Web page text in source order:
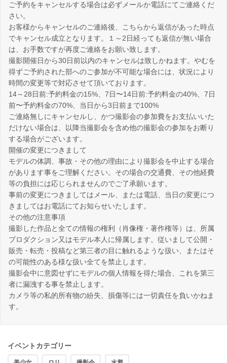
ご予約をキャンセルする場合は必ずメールか電話にてご連絡くだ
さい。
お客様からキャンセルのご連絡後、こちらから返信があった時点
でキャンセル成立となります。１～2日経っても返信が無い場合
は、お手数ですが再度ご連絡をお願い致します。
撮影開催日から30日前以内のキャンセルは致しかねます。やむを
得ずご予約された部へのご参加が不可能な場合には、状況により
時間の変更等で対応させて頂いております。
14～28日前:予約料金の15%、7日〜14日前:予約料金の40%、7日
前〜予約料金の70%、当日から3日前まで100%
ご連絡無しにキャンセルし、かつ撮影会の参加費をお支払いいた
だけない場合は、以降当撮影会を含め他の撮影会の参加をお断り
する場合がございます。
開催の変更につきまして
モデルの体調、事故・その他の理由により撮影会を中止する場合
があります事をご理解ください。その場合の交通費、その他経費
等の負担には応じられませんのでご了承願います。
事前の変更につきましてはメール、または電話、当日の変更につ
きましてはお電話にてお知らせいたします。
その他の注意事項
撮影した作品と全ての情報の権利（肖像権・著作権等）は、所属
プロダクション又はモデル本人に帰属します。従いまして公開・
販売・転売・投稿など第三者の目に触れるような扱い、またはそ
の可能性のある様な扱い全てを禁止します。
撮影会中に意図せずにモデルの個人情報を得た場合、これを第三
者に漏洩する事を禁止します。
カメラ等の私的所有物の紛失、損傷等には一切責任を負いかねま
す。
イベントカテゴリー